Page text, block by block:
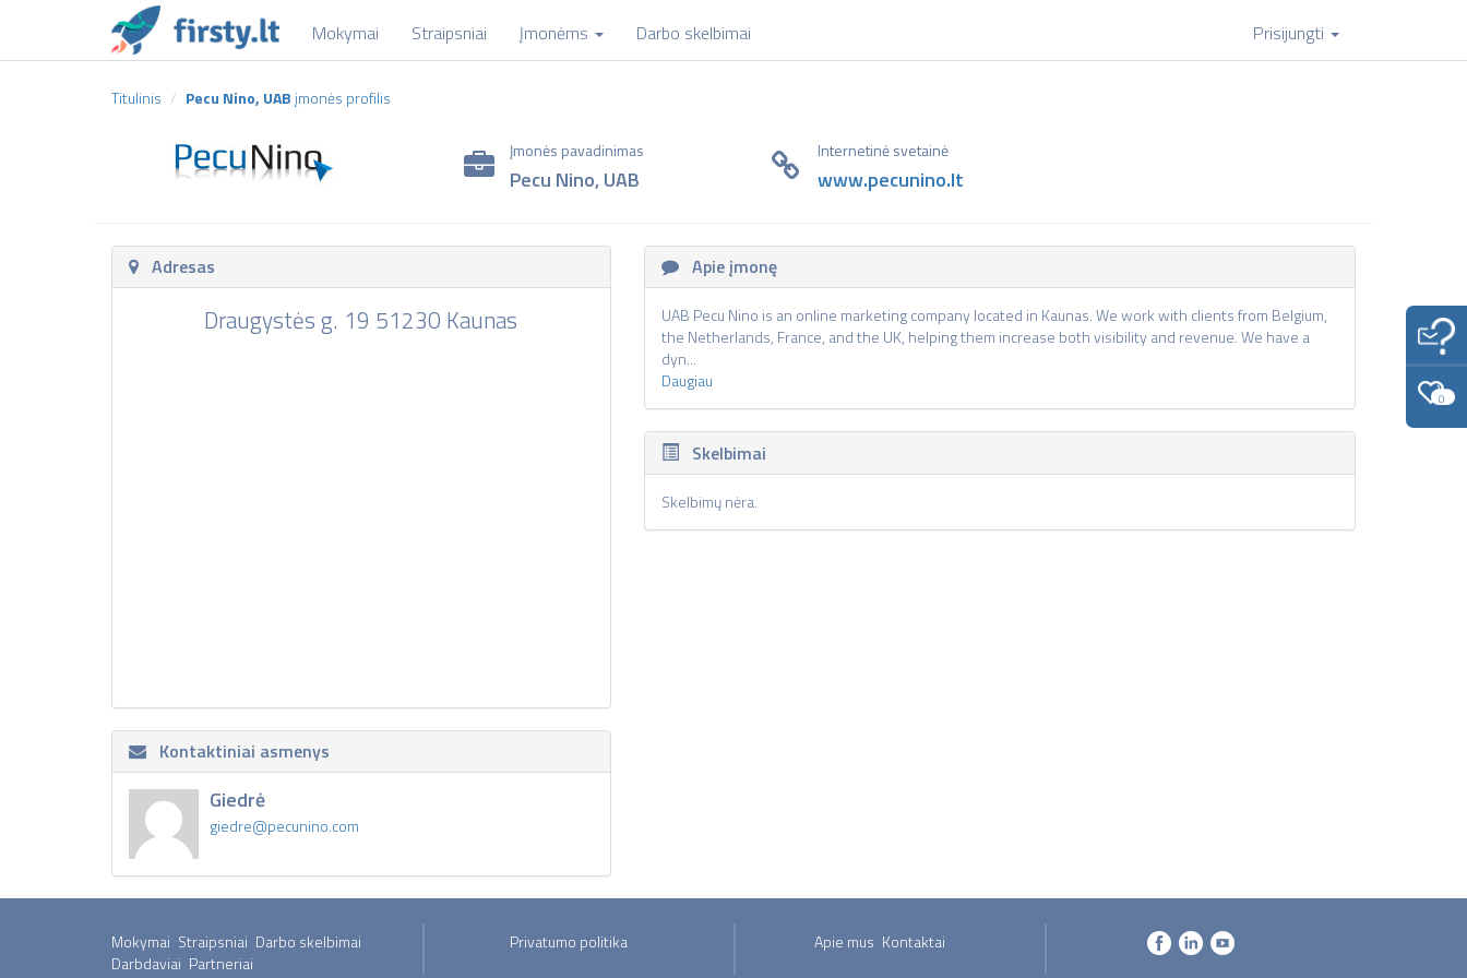
Mokymai Straipsniai Įmonėms Darbo skelbimai Prisijungti
Titulinis Pecu Nino, UAB įmonės profilis
Įmonės pavadinimas
Pecu Nino, UAB
Internetinė svetainė
www.pecunino.lt
Adresas
Draugystės g. 19 51230 Kaunas
Kontaktiniai asmenys
Giedrė
giedre@pecunino.com
Apie įmonę
UAB Pecu Nino is an online marketing company located in Kaunas. We work with clients from Belgium,
the Netherlands, France, and the UK, helping them increase both visibility and revenue. We have a
dyn...
Daugiau
Skelbimai
Skelbimų nėra.
0
Mokymai Straipsniai Darbo skelbimai
Darbdaviai Partneriai
Privatumo politika Apie mus Kontaktai